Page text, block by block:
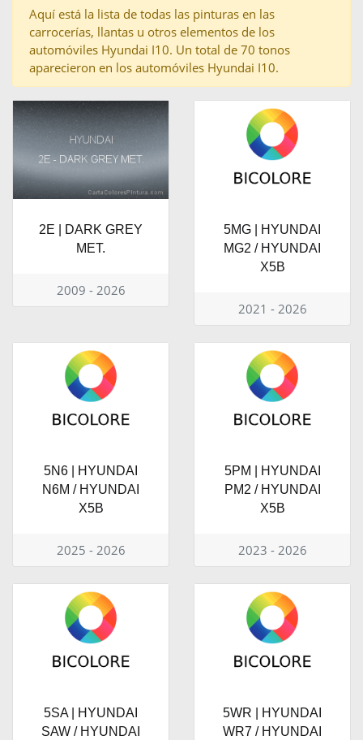
Aquí está la lista de todas las pinturas en las
carrocerías, llantas u otros elementos de los
automóviles Hyundai I10. Un total de 70 tonos
aparecieron en los automóviles Hyundai I10.
2E | DARK GREY
MET.
2009 - 2026
5MG | HYUNDAI
MG2 / HYUNDAI
X5B
2021 - 2026
5N6 | HYUNDAI
N6M / HYUNDAI
X5B
2025 - 2026
5PM | HYUNDAI
PM2 / HYUNDAI
X5B
2023 - 2026
5SA | HYUNDAI
SAW / HYUNDAI
5WR | HYUNDAI
WR7 / HYUNDAI